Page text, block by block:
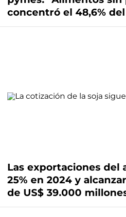
concentró el 48,6%
Las exportaciones del
25% en 2024 y
de US$ 39.000